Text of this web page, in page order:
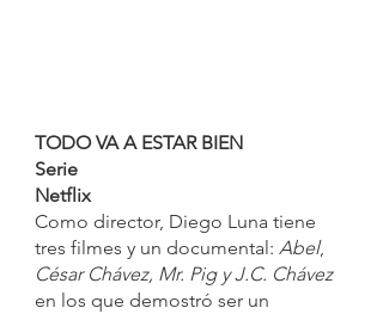
TODO VA A ESTAR BIEN
Serie
Netflix
Como director, Diego Luna tiene
tres filmes y un documental: Abel,
César Chávez, Mr. Pig y J.C. Chávez
en los que demostró ser un